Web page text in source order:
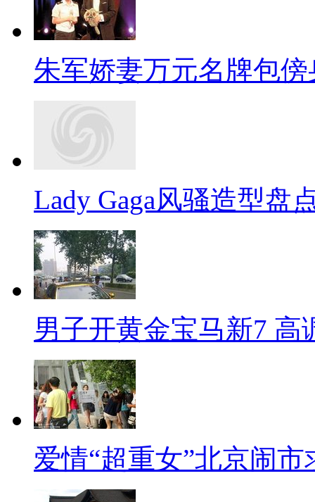
朱军娇妻万元名牌包
Lady Gaga风骚造型盘
男子开黄金宝马新7 高
爱情“超重女”北京闹市